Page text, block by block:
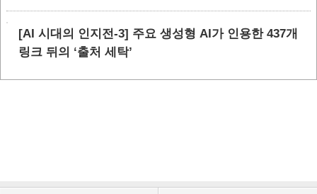
[AI 시대의 인지전-3] 주요 생성형 AI가 인용한 437개
링크 뒤의 ‘출처 세탁’